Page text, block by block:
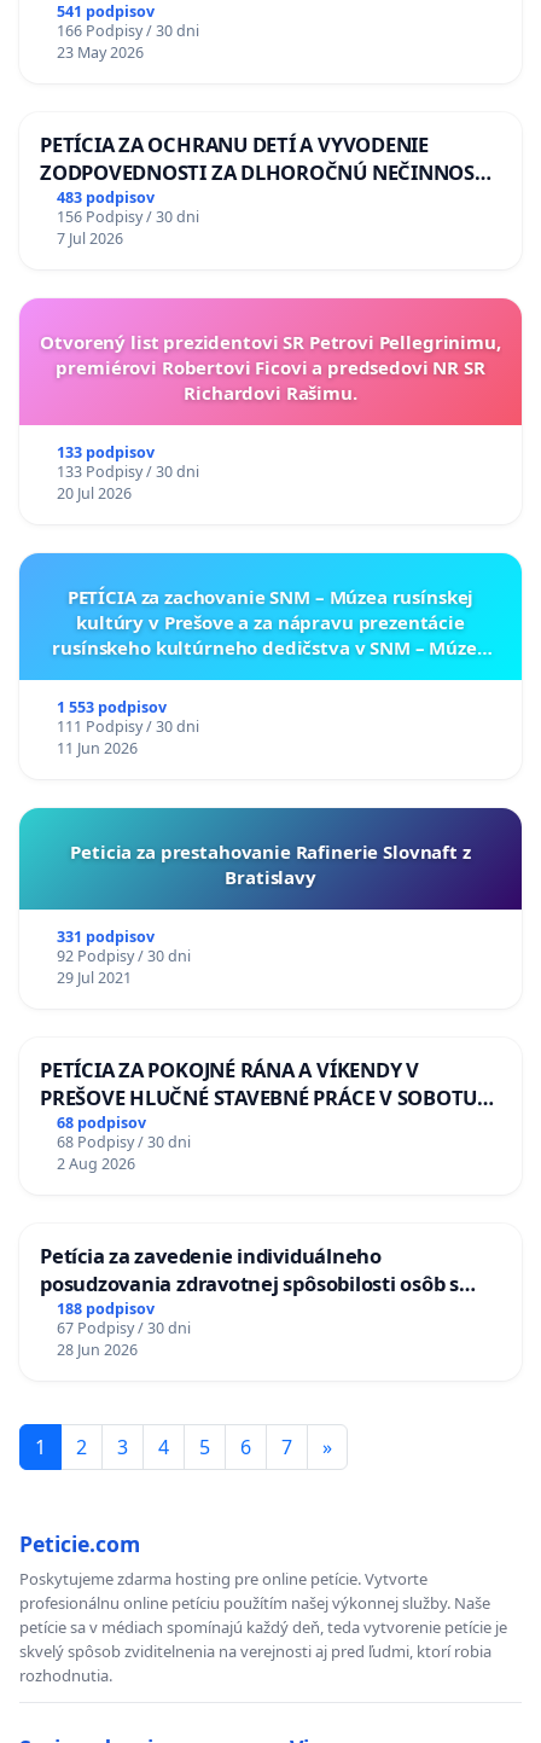
541 podpisov
166 Podpisy / 30 dni
23 May 2026
PETÍCIA ZA OCHRANU DETÍ A VYVODENIE
ZODPOVEDNOSTI ZA DLHOROČNÚ NEČINNOSŤ
A ZLYHANIE ŠTÁTU
483 podpisov
156 Podpisy / 30 dni
7 Jul 2026
Otvorený list prezidentovi SR Petrovi Pellegrinimu,
premiérovi Robertovi Ficovi a predsedovi NR SR
Richardovi Rašimu.
133 podpisov
133 Podpisy / 30 dni
20 Jul 2026
PETÍCIA za zachovanie SNM – Múzea rusínskej
kultúry v Prešove a za nápravu prezentácie
rusínskeho kultúrneho dedičstva v SNM – Múzeu
1 553 podpisov
111 Podpisy / 30 dni
11 Jun 2026
Peticia za prestahovanie Rafinerie Slovnaft z
Bratislavy
331 podpisov
92 Podpisy / 30 dni
29 Jul 2021
PETÍCIA ZA POKOJNÉ RÁNA A VÍKENDY V
PREŠOVE HLUČNÉ STAVEBNÉ PRÁCE V SOBOTU
LEN OD 9.00 DO 13.00 HOD., CEZ PRACOVNÝ
TÝŽDEŇ CIEĽ 8.00 – 18.00 HOD. A PRAVIDELNÁ
KONTROLA STAVBY C-AREA NA
68 podpisov
68 Podpisy / 30 dni
2 Aug 2026
Petícia za zavedenie individuálneho
posudzovania zdravotnej spôsobilosti osôb s
diabetom 1. a 2. typu pri prijímaní do
Policajného zboru SR
188 podpisov
67 Podpisy / 30 dni
28 Jun 2026
1 2 3 4 5 6 7 »
Peticie.com
Poskytujeme zdarma hosting pre online petície. Vytvorte
profesionálnu online petíciu použítím našej výkonnej služby. Naše
petície sa v médiach spomínajú každý deň, teda vytvorenie petície je
skvelý spôsob zviditelnenia na verejnosti aj pred ľudmi, ktorí robia
rozhodnutia.